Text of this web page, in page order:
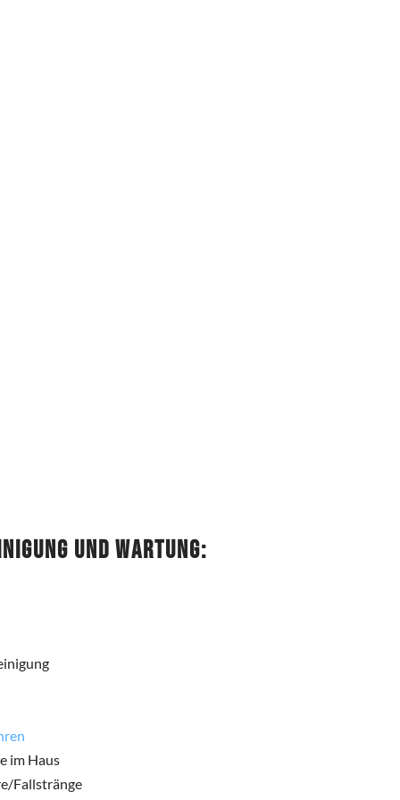
und Wartung:
im Haus
Fallstränge